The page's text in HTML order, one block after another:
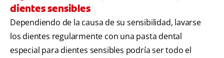
dientes sensibles
Dependiendo de la causa de su sensibilidad, lavarse
los dientes regularmente con una pasta dental
especial para dientes sensibles podría ser todo el